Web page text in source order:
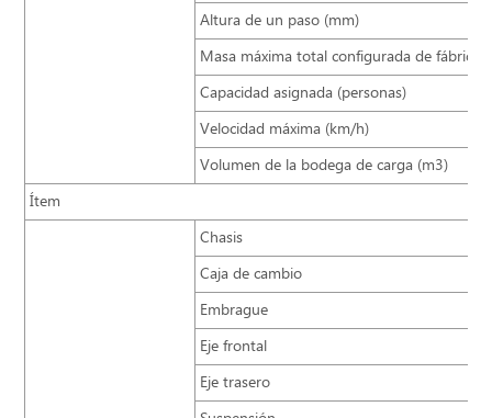
Altura de un paso (mm)
Masa máxima total configurada de fábrica
Capacidad asignada (personas)
Velocidad máxima (km/h)
Volumen de la bodega de carga (m3)
Ítem
Chasis
Caja de cambio
Embrague
Eje frontal
Eje trasero